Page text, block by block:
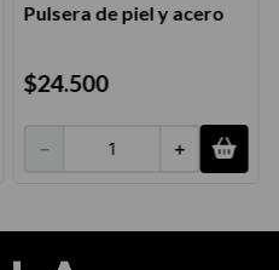
Pulsera de piel y acero
$24.500
＋
－